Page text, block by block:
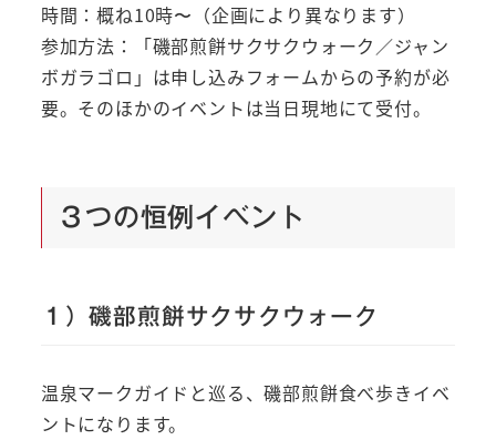
時間：概ね10時〜（企画により異なります）
参加方法：「磯部煎餅サクサクウォーク／ジャン
ボガラゴロ」は申し込みフォームからの予約が必
要。そのほかのイベントは当日現地にて受付。
３つの恒例イベント
１）磯部煎餅サクサクウォーク
温泉マークガイドと巡る、磯部煎餅食べ歩きイベ
ントになります。